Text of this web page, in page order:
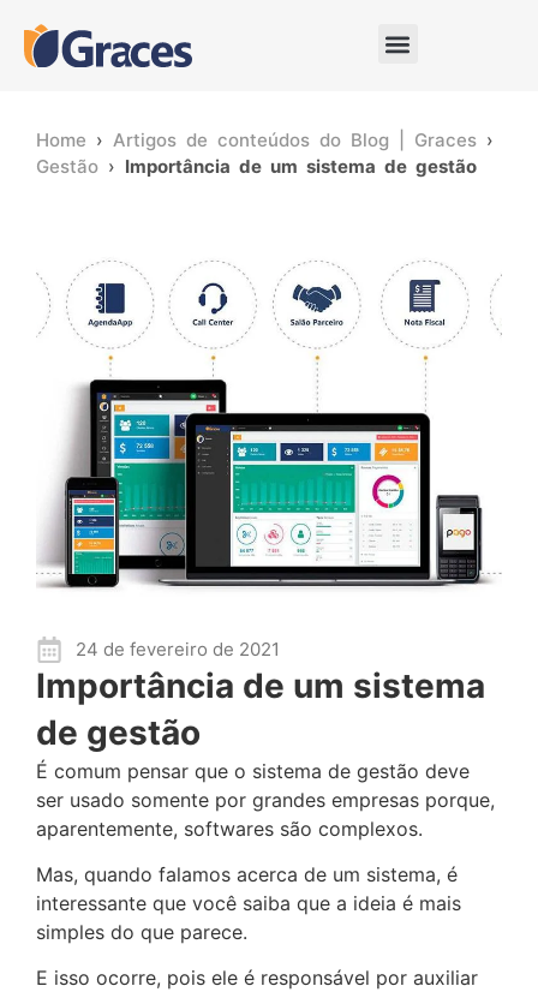
Home › Artigos de conteúdos do Blog | Graces ›
Gestão › Importância de um sistema de gestão
24 de fevereiro de 2021
Importância de um sistema
de gestão
É comum pensar que o sistema de gestão deve
ser usado somente por grandes empresas porque,
aparentemente, softwares são complexos.
Mas, quando falamos acerca de um sistema, é
interessante que você saiba que a ideia é mais
simples do que parece.
E isso ocorre, pois ele é responsável por auxiliar